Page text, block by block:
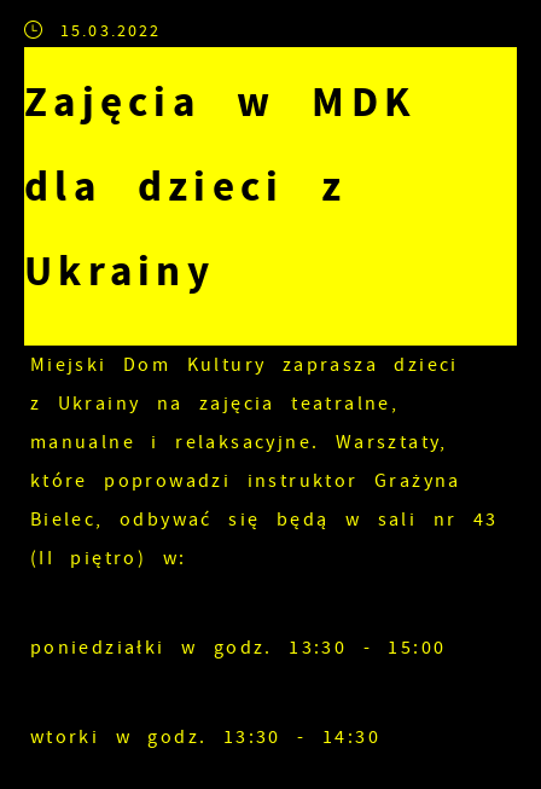
15.03.2022
Zajęcia w MDK
dla dzieci z
Ukrainy
Miejski Dom Kultury zaprasza dzieci
z Ukrainy na zajęcia teatralne,
manualne i relaksacyjne. Warsztaty,
które poprowadzi instruktor Grażyna
Bielec, odbywać się będą w sali nr 43
(II piętro) w:
poniedziałki w godz. 13:30 - 15:00
wtorki w godz. 13:30 - 14:30